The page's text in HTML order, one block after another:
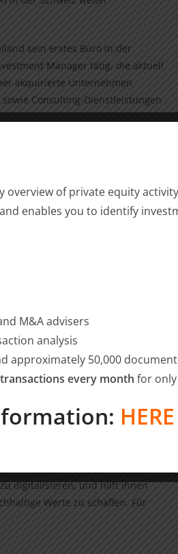
sein erstes Büro in der
Manager tätig, die aktuell
akquirierte Unternehmen
Consulting-Dienstleistungen
mit Marktführern und „Hidden
Mit der Erweiterung des
Dienstleistungen und
zu unterstützen. Dafür stehen
bereit. Pro Unternehmen
mit Büros in Zug, München
ist BU somit der grösste
Fonds investieren in
und Österreich. Mit der
Managementteams und
digitalisieren, und hilft ihnen
Werte zu schaffen. Für
of private equity
enables you to identify
M&A advisers
analysis
approximately 50,000
every month for only
HERE